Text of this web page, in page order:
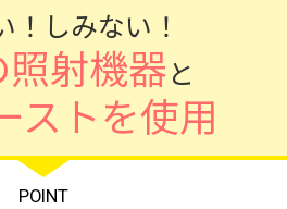
！しみない！
射機器と
ストを使用
POINT